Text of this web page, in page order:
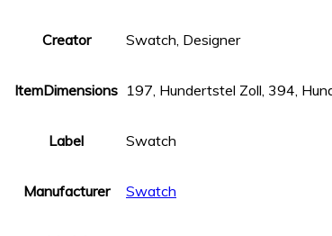
Creator Swatch, Designer
ItemDimensions 197, Hundertstel Zoll, 394,
Label Swatch
Manufacturer Swatch